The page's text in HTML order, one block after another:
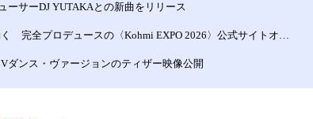
ーサーDJ YUTAKAとの新曲をリリース
完全プロデュースの〈Kohmi EXPO 2026〉公式サイトオ…
ダンス・ヴァージョンのティザー映像公開